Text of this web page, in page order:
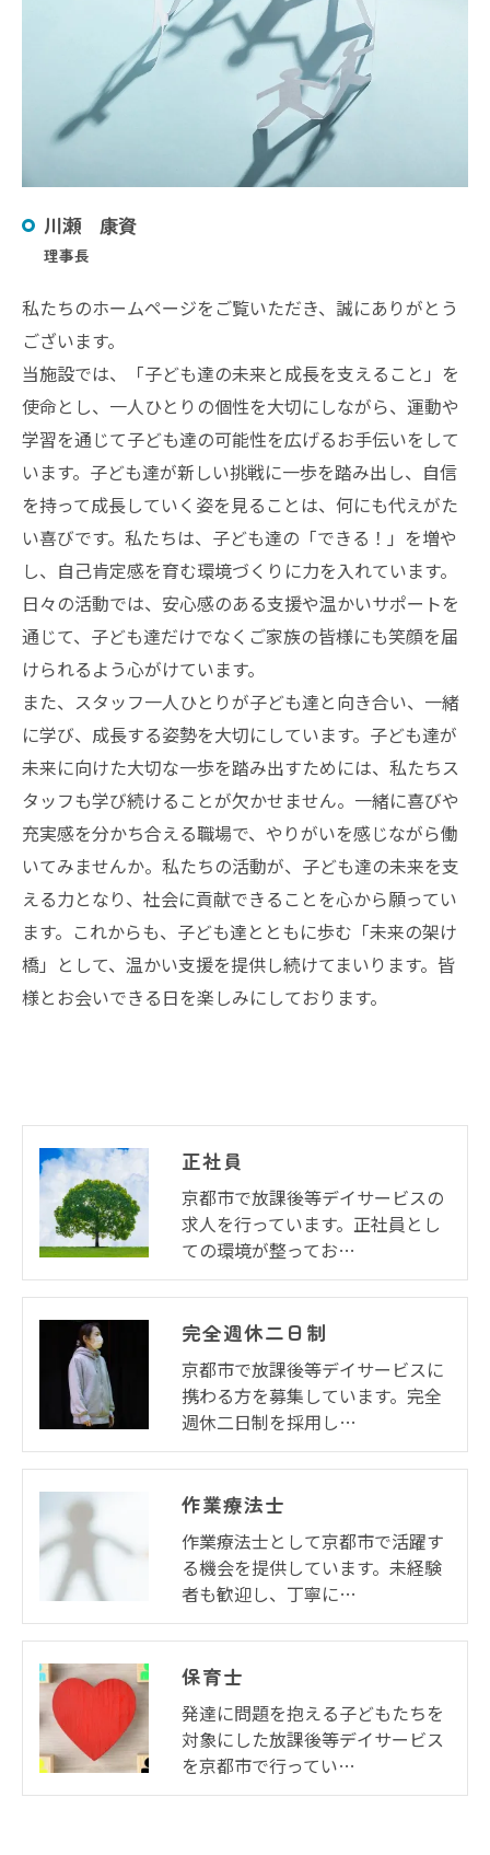
川瀬 康資
理事長
私たちのホームページをご覧いただき、誠にありがとう
ございます。
当施設では、「子ども達の未来と成長を支えること」を
使命とし、一人ひとりの個性を大切にしながら、運動や
学習を通じて子ども達の可能性を広げるお手伝いをして
います。子ども達が新しい挑戦に一歩を踏み出し、自信
を持って成長していく姿を見ることは、何にも代えがた
い喜びです。私たちは、子ども達の「できる！」を増や
し、自己肯定感を育む環境づくりに力を入れています。
日々の活動では、安心感のある支援や温かいサポートを
通じて、子ども達だけでなくご家族の皆様にも笑顔を届
けられるよう心がけています。
また、スタッフ一人ひとりが子ども達と向き合い、一緒
に学び、成長する姿勢を大切にしています。子ども達が
未来に向けた大切な一歩を踏み出すためには、私たちス
タッフも学び続けることが欠かせません。一緒に喜びや
充実感を分かち合える職場で、やりがいを感じながら働
いてみませんか。私たちの活動が、子ども達の未来を支
える力となり、社会に貢献できることを心から願ってい
ます。これからも、子ども達とともに歩む「未来の架け
橋」として、温かい支援を提供し続けてまいります。皆
様とお会いできる日を楽しみにしております。
正社員
京都市で放課後等デイサービスの
求人を行っています。正社員とし
ての環境が整ってお…
完全週休二日制
京都市で放課後等デイサービスに
携わる方を募集しています。完全
週休二日制を採用し…
作業療法士
作業療法士として京都市で活躍す
る機会を提供しています。未経験
者も歓迎し、丁寧に…
保育士
発達に問題を抱える子どもたちを
対象にした放課後等デイサービス
を京都市で行ってい…